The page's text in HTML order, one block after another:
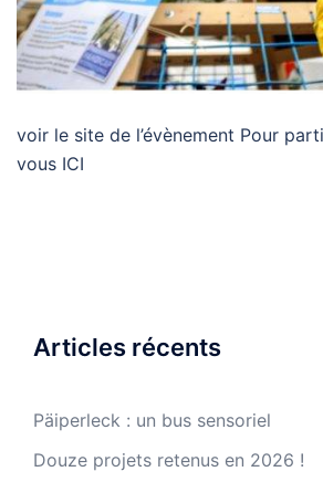
voir le site de l’évènement Pour
vous ICI
Articles récents
Päiperleck : un bus sensoriel
Douze projets retenus en 2026 !